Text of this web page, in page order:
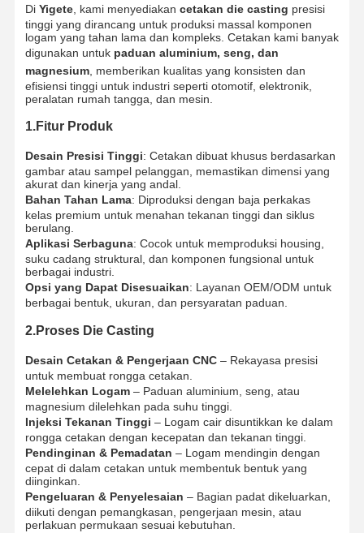
Di Yigete, kami menyediakan cetakan die casting presisi
tinggi yang dirancang untuk produksi massal komponen
logam yang tahan lama dan kompleks. Cetakan kami banyak
digunakan untuk paduan aluminium, seng, dan
magnesium, memberikan kualitas yang konsisten dan
efisiensi tinggi untuk industri seperti otomotif, elektronik,
peralatan rumah tangga, dan mesin.
1.Fitur Produk
Desain Presisi Tinggi: Cetakan dibuat khusus berdasarkan
gambar atau sampel pelanggan, memastikan dimensi yang
akurat dan kinerja yang andal.
Bahan Tahan Lama: Diproduksi dengan baja perkakas
kelas premium untuk menahan tekanan tinggi dan siklus
berulang.
Aplikasi Serbaguna: Cocok untuk memproduksi housing,
suku cadang struktural, dan komponen fungsional untuk
berbagai industri.
Opsi yang Dapat Disesuaikan: Layanan OEM/ODM untuk
berbagai bentuk, ukuran, dan persyaratan paduan.
2.Proses Die Casting
Desain Cetakan & Pengerjaan CNC– Rekayasa presisi
untuk membuat rongga cetakan.
Melelehkan Logam– Paduan aluminium, seng, atau
magnesium dilelehkan pada suhu tinggi.
Injeksi Tekanan Tinggi – Logam cair disuntikkan ke dalam
rongga cetakan dengan kecepatan dan tekanan tinggi.
Pendinginan & Pemadatan – Logam mendingin dengan
cepat di dalam cetakan untuk membentuk bentuk yang
diinginkan.
Pengeluaran & Penyelesaian – Bagian padat dikeluarkan,
diikuti dengan pemangkasan, pengerjaan mesin, atau
perlakuan permukaan sesuai kebutuhan.